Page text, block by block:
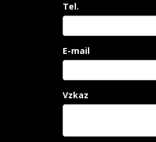
Tel.
E-mail
Vzkaz